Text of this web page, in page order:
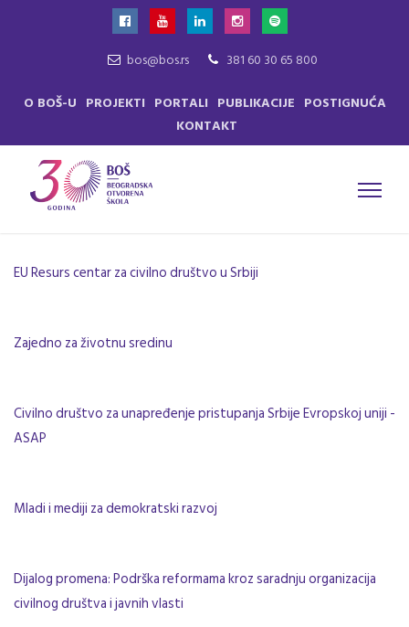
bos@bos.rs 381 60 30 65 800
O BOŠ-U PROJEKTI PORTALI PUBLIKACIJE POSTIGNUĆA
KONTAKT
EU Resurs centar za civilno društvo u Srbiji
Zajedno za životnu sredinu
Civilno društvo za unapređenje pristupanja Srbije Evropskoj uniji -
ASAP
Mladi i mediji za demokratski razvoj
Dijalog promena: Podrška reformama kroz saradnju organizacija
civilnog društva i javnih vlasti